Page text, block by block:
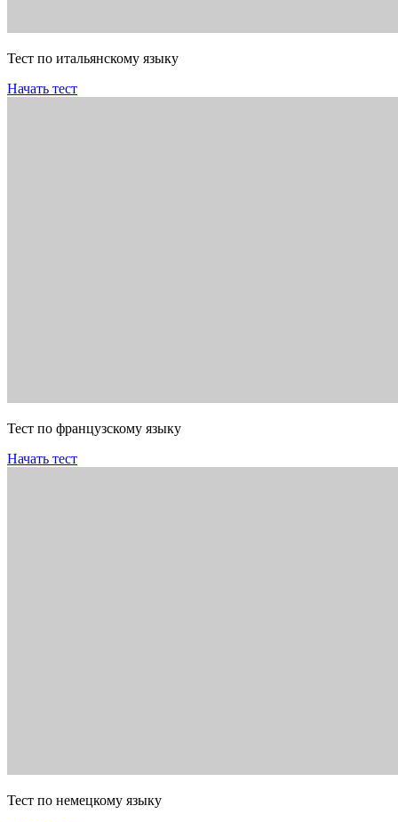
Тест по итальянскому языку
Начать тест
Тест по французскому языку
Начать тест
Тест по немецкому языку